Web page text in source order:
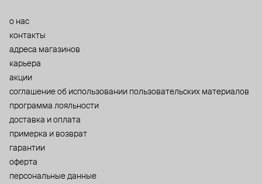
о нас
контакты
адреса магазинов
карьера
акции
cоглашение об использовании пользовательских материалов
программа лояльности
доставка и оплата
примерка и возврат
гарантии
оферта
персональные данные